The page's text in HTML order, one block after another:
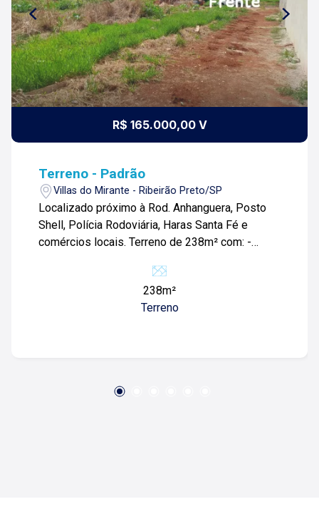
R$ 165.000,00 V
Terreno - Padrão
Villas do Mirante - Ribeirão Preto/SP
Localizado próximo à Rod. Anhanguera, Posto
Shell, Polícia Rodoviária, Haras Santa Fé e
comércios locais. Terreno de 238m² com: -
informações e agendar visita, entre em contato.
Lago é Relacionamento! Esta é a nossa missão,
nosso propósito e o verdadeiro sentido de tudo
tradicionalidade com o arrojo e a força comercial
238m²
Terreno